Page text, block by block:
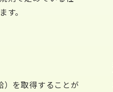
。
を取得することが